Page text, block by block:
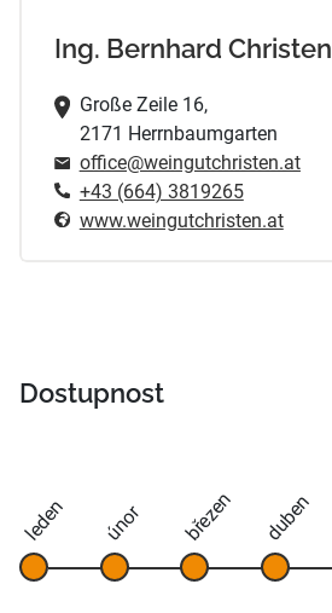
Ing. Bernhard Christen
Große Zeile 16,
2171 Herrnbaumgarten
office@weingutchristen.at
+43 (664) 3819265
www.weingutchristen.at
Dostupnost
leden únor březen duben